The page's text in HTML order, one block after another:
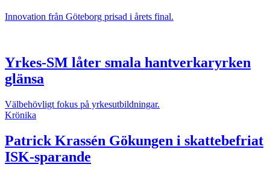
Innovation från Göteborg prisad i årets final.
Yrkes-SM låter smala hantverkaryrken
glänsa
Välbehövligt fokus på yrkesutbildningar.
Krönika
Patrick Krassén Gökungen i skattebefriat
ISK-sparande